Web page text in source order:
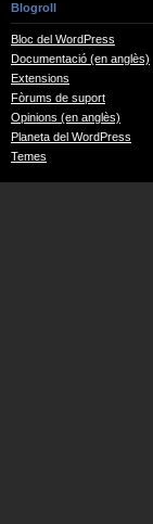
Blogroll
Bloc del WordPress
Documentació (en anglès)
Extensions
Fòrums de suport
Opinions (en anglès)
Planeta del WordPress
Temes